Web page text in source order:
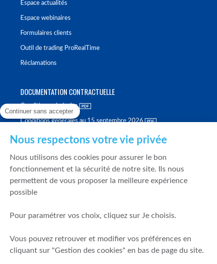
Espace actualités
Espace webinaires
Formulaires clients
Outil de trading ProRealTime
Réclamations
DOCUMENTATION CONTRACTUELLE
Conditions générales
Conditions générales au 15 septembre 2026
Politique de meilleure sélection
Politique de durabilité
Fonds de garantie des dépôts et de résolution
Mentions légales
Prévention de la fraude
Continuer sans accepter
Nous respectons votre vie privée
Nous utilisons des cookies pour assurer le bon
fonctionnement et la sécurité de notre site. Ils nous
permettent de vous proposer la meilleure expérience
possible
Pour paramétrer vos choix, cliquez sur Je choisis.
Vous pouvez retrouver et modifier vos préférences en
cliquant sur "Gestion des cookies" en bas de page du site.